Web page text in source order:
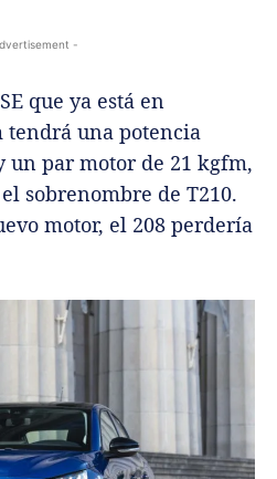
-
que ya está en
una potencia
un par motor de 21 kgfm,
sobrenombre de T210.
motor, el 208 perdería